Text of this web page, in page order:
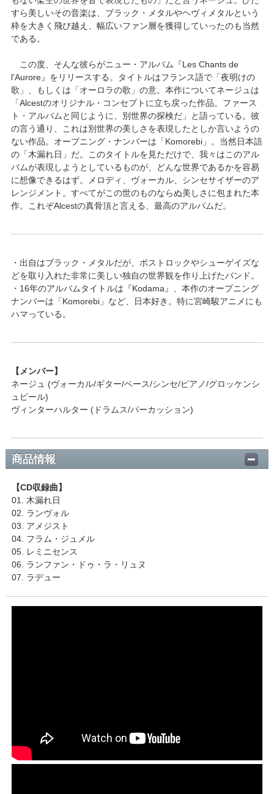
すら美しいその音楽は、ブラック・メタルやヘヴィメタルという
枠を大きく飛び越え、幅広いファン層を獲得していったのも当然
である。
この度、そんな彼らがニュー・アルバム『Les Chants de
l’Aurore』をリリースする。タイトルはフランス語で「夜明けの
歌」、もしくは「オーロラの歌」の意。本作についてネージュは
「Alcestのオリジナル・コンセプトに立ち戻った作品。ファース
ト・アルバムと同じように、別世界の探検だ」と語っている。彼
の言う通り、これは別世界の美しさを表現したとしか言いようの
ない作品。オープニング・ナンバーは「Komorebi」。当然日本語
の「木漏れ日」だ。このタイトルを見ただけで、我々はこのアル
バムが表現しようとしているものが、どんな世界であるかを容易
に想像できるはず。メロディ、ヴォーカル、シンセサイザーのア
レンジメント。すべてがこの世のものならぬ美しさに包まれた本
作。これぞAlcestの真骨頂と言える、最高のアルバムだ。
・出自はブラック・メタルだが、ポストロックやシューゲイズな
どを取り入れた非常に美しい独自の世界観を作り上げたバンド。
・16年のアルバムタイトルは『Kodama』、本作のオープニング
ナンバーは「Komorebi」など、日本好き。特に宮崎駿アニメにも
ハマっている。
【メンバー】
ネージュ (ヴォーカル/ギター/ベース/シンセ/ピアノ/グロッケンシ
ュピール)
ヴィンターハルター (ドラムス/パーカッション)
商品情報
【CD収録曲】
01. 木漏れ日
02. ランヴォル
03. アメジスト
04. フラム・ジュメル
05. レミニセンス
06. ランファン・ドゥ・ラ・リュヌ
07. ラデュー